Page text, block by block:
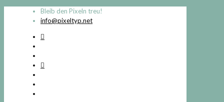
Bleib den Pixeln treu!
info@pixeltyp.net